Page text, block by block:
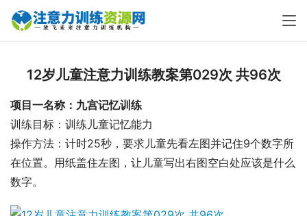
12岁儿童注意力训练教案第029次 共96次
项目一名称：九宫记忆训练
训练目标：训练儿童记忆能力
操作方法：计时25秒，要求儿童先看左图并记住9个数字所
在位置。用纸盖住左图，让儿童写出右图空白处应该是什么
数字。